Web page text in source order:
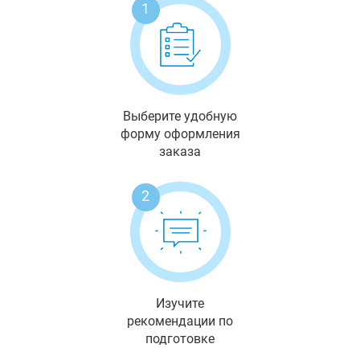
1
Выберите удобную
форму оформления
заказа
2
Изучите
рекомендации по
подготовке